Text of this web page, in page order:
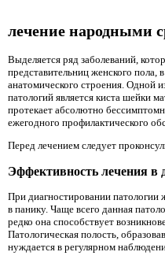
лечение народными
Выделяется ряд заболеваний,
представительниц женского пола,
анатомического строения. Одной
патологий является киста шейки
протекает абсолютно
ежегодного профилактического
Перед лечением следует
Эффективность лечения в
При диагностировании
в панику. Чаще всего данная
редко она способствует
Патологическая полость,
нуждается в регулярном